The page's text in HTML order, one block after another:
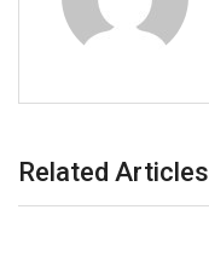
Related Articles